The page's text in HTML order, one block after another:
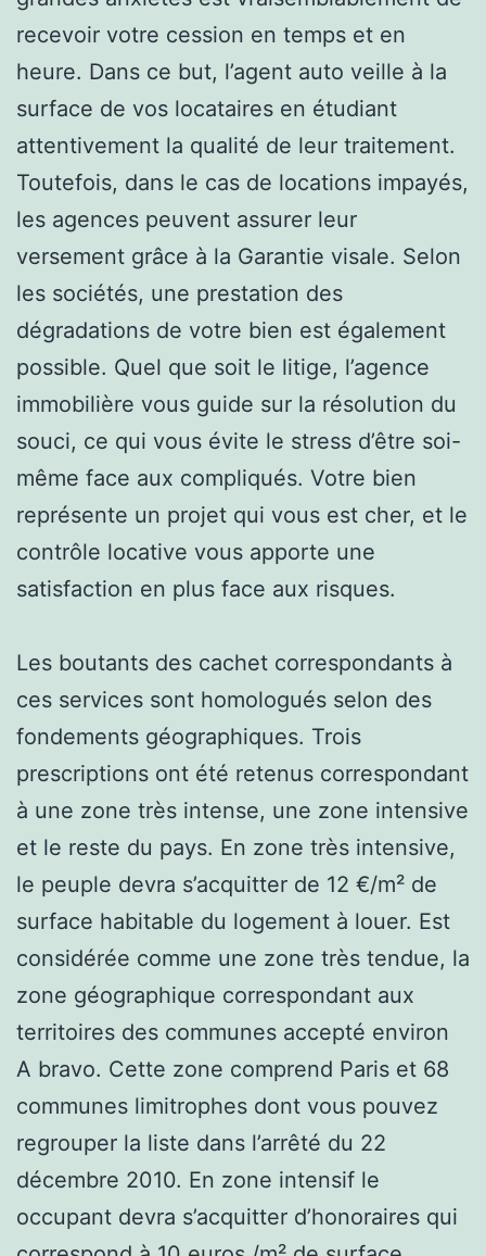
recevoir votre cession en temps et en
heure. Dans ce but, l’agent auto veille à la
surface de vos locataires en étudiant
attentivement la qualité de leur traitement.
Toutefois, dans le cas de locations impayés,
les agences peuvent assurer leur
versement grâce à la Garantie visale. Selon
les sociétés, une prestation des
dégradations de votre bien est également
possible. Quel que soit le litige, l’agence
immobilière vous guide sur la résolution du
souci, ce qui vous évite le stress d’être soi-
même face aux compliqués. Votre bien
représente un projet qui vous est cher, et le
contrôle locative vous apporte une
satisfaction en plus face aux risques.
Les boutants des cachet correspondants à
ces services sont homologués selon des
fondements géographiques. Trois
prescriptions ont été retenus correspondant
à une zone très intense, une zone intensive
et le reste du pays. En zone très intensive,
le peuple devra s’acquitter de 12 €/m² de
surface habitable du logement à louer. Est
considérée comme une zone très tendue, la
zone géographique correspondant aux
territoires des communes accepté environ
A bravo. Cette zone comprend Paris et 68
communes limitrophes dont vous pouvez
regrouper la liste dans l’arrêté du 22
décembre 2010. En zone intensif le
occupant devra s’acquitter d’honoraires qui